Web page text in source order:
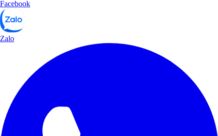
Facebook
Zalo